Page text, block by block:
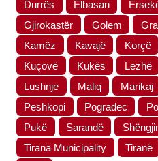
Durrës
Elbasan
Gjirokastër
Golem
Kamëz
Kavajë Korçë
Kuçovë
Kukës Lezhë
Lushnje
Maliq Marikaj
Peshkopi
Pogradec
Pukë
Sarandë
Tirana Municipality
Tiranë